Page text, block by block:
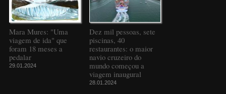
Mara Mures: "Uma
viagem de ida" que
foram 18 meses a
pedalar
29.01.2024
Dez mil pessoas, sete
piscinas, 40
restaurantes: o maior
navio cruzeiro do
mundo começou a
viagem inaugural
28.01.2024